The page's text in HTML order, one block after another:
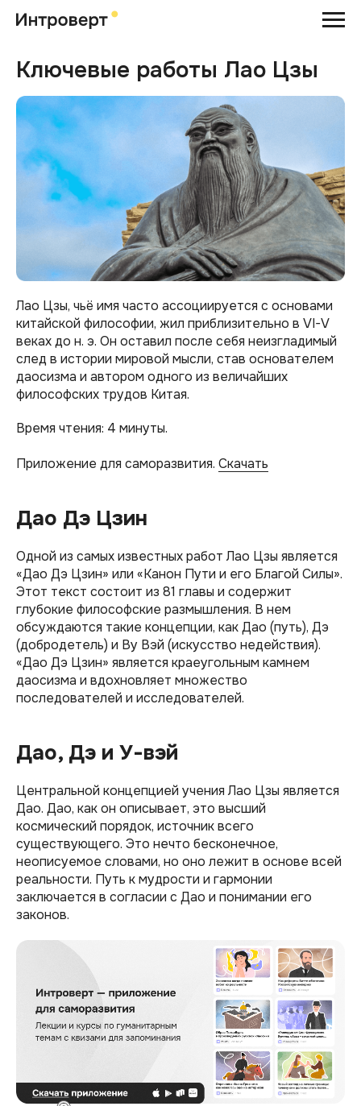
Ключевые работы Лао Цзы
Лао Цзы, чьё имя часто ассоциируется с основами
китайской философии, жил приблизительно в VI-V
веках до н. э. Он оставил после себя неизгладимый
след в истории мировой мысли, став основателем
даосизма и автором одного из величайших
философских трудов Китая.
Время чтения: 4 минуты.
Приложение для саморазвития. Скачать
Дао Дэ Цзин
Одной из самых известных работ Лао Цзы является
«Дао Дэ Цзин» или «Канон Пути и его Благой Силы».
Этот текст состоит из 81 главы и содержит
глубокие философские размышления. В нем
обсуждаются такие концепции, как Дао (путь), Дэ
(добродетель) и Ву Вэй (искусство недействия).
«Дао Дэ Цзин» является краеугольным камнем
даосизма и вдохновляет множество
последователей и исследователей.
Дао, Дэ и У-вэй
Центральной концепцией учения Лао Цзы является
Дао. Дао, как он описывает, это высший
космический порядок, источник всего
существующего. Это нечто бесконечное,
неописуемое словами, но оно лежит в основе всей
реальности. Путь к мудрости и гармонии
заключается в согласии с Дао и понимании его
законов.